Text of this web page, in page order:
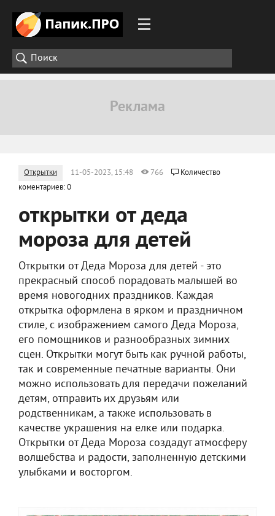
Открытки 11-05-2023, 15:48 766
Количество
коментариев: 0
открытки от деда
мороза для детей
Открытки от Деда Мороза для детей - это
прекрасный способ порадовать малышей во
время новогодних праздников. Каждая
открытка оформлена в ярком и праздничном
стиле, с изображением самого Деда Мороза,
его помощников и разнообразных зимних
сцен. Открытки могут быть как ручной работы,
так и современные печатные варианты. Они
можно использовать для передачи пожеланий
детям, отправить их друзьям или
родственникам, а также использовать в
качестве украшения на елке или подарка.
Открытки от Деда Мороза создадут атмосферу
волшебства и радости, заполненную детскими
улыбками и восторгом.